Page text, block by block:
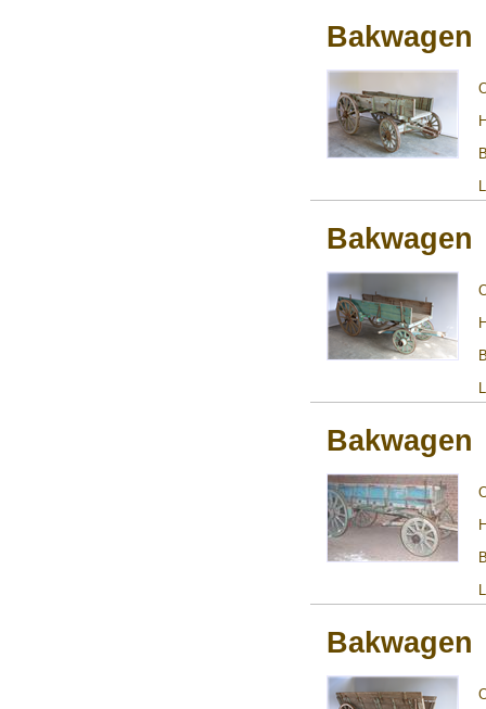
Bakwagen
Bakwagen
Bakwagen
Bakwagen